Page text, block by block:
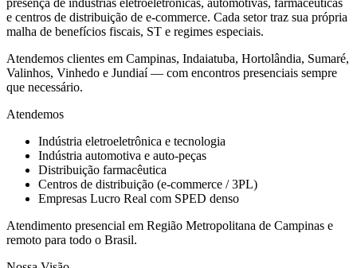
presença de indústrias eletroeletrônicas, automotivas, farmacêuticas
e centros de distribuição de e-commerce. Cada setor traz sua própria
malha de benefícios fiscais, ST e regimes especiais.
Atendemos clientes em Campinas, Indaiatuba, Hortolândia, Sumaré,
Valinhos, Vinhedo e Jundiaí — com encontros presenciais sempre
que necessário.
Atendemos
Indústria eletroeletrônica e tecnologia
Indústria automotiva e auto-peças
Distribuição farmacêutica
Centros de distribuição (e-commerce / 3PL)
Empresas Lucro Real com SPED denso
Atendimento presencial em Região Metropolitana de Campinas e
remoto para todo o Brasil.